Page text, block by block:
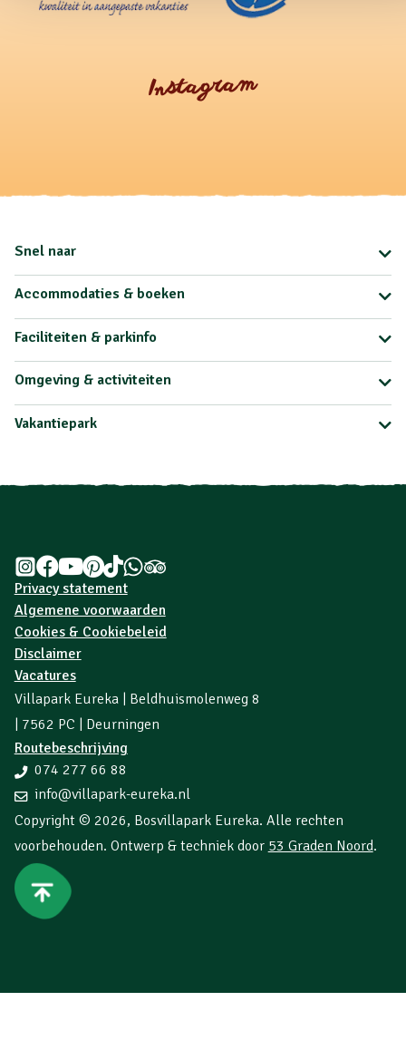
Instagram
Snel naar
Accommodaties & boeken
Faciliteiten & parkinfo
Omgeving & activiteiten
Vakantiepark
Privacy statement
Algemene voorwaarden
Cookies & Cookiebeleid
Disclaimer
Vacatures
Villapark Eureka | Beldhuismolenweg 8
| 7562 PC | Deurningen
Routebeschrijving
074 277 66 88
info@villapark-eureka.nl
Copyright © 2026, Bosvillapark Eureka. Alle rechten
voorbehouden. Ontwerp & techniek door 53 Graden Noord.